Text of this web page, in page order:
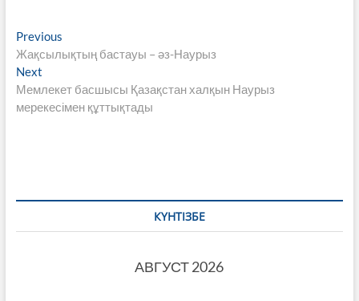
Навигация
по
записям
PreviousPrevious
post:
Жақсылықтың бастауы – әз-Наурыз
NextNext
post:
Мемлекет басшысы Қазақстан халқын Наурыз
мерекесімен құттықтады
КҮНТІЗБЕ
АВГУСТ 2026